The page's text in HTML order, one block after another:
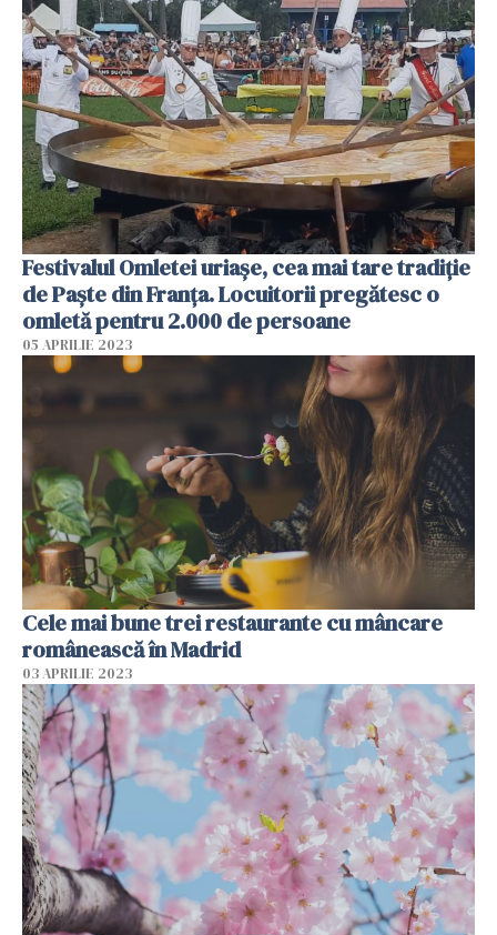
Festivalul Omletei uriașe, cea mai tare tradiție
de Paște din Franța. Locuitorii pregătesc o
omletă pentru 2.000 de persoane
05 APRILIE 2023
Cele mai bune trei restaurante cu mâncare
românească în Madrid
03 APRILIE 2023